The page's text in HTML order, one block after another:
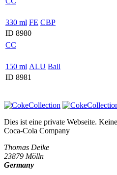
330 ml FE CBP
ID 8980
CC
150 ml ALU Ball
ID 8981
Dies ist eine private Webseite.
Coca-Cola Company
Thomas Deike
23879 Mölln
Germany